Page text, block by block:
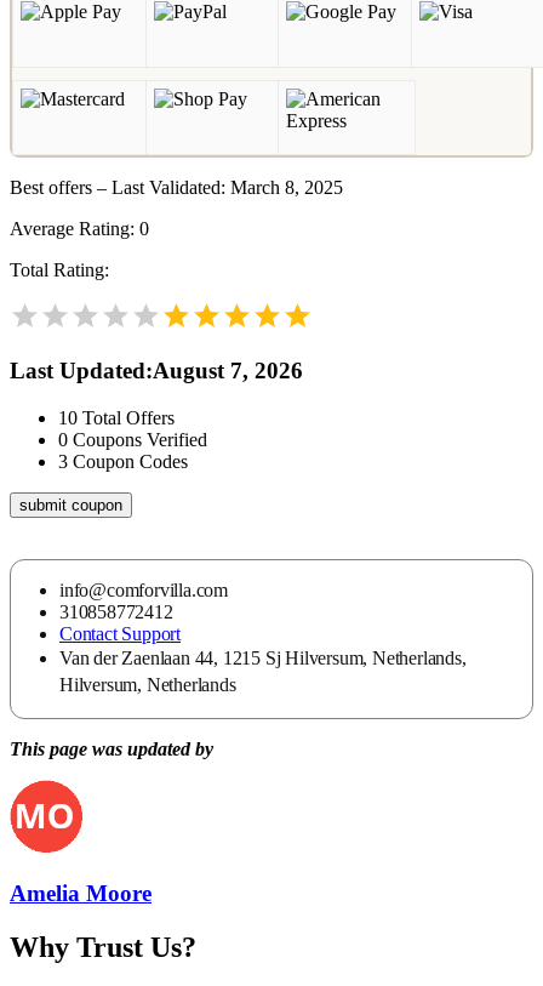
Best offers – Last Validated: March 8, 2025
Average Rating: 0
Total Rating:
Last Updated:August 7, 2026
10 Total Offers
0 Coupons Verified
3 Coupon Codes
submit coupon
info@comforvilla.com
310858772412
Contact Support
Van der Zaenlaan 44, 1215 Sj Hilversum, Netherlands,
Hilversum, Netherlands
This page was updated by
Amelia Moore
Why Trust Us?